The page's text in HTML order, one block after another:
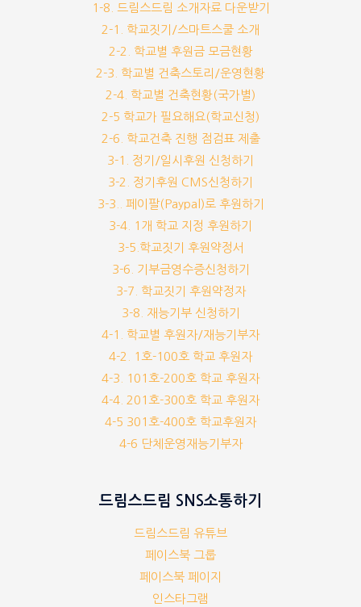
1-8. 드림스드림 소개자료 다운받기
2-1. 학교짓기/스마트스쿨 소개
2-2. 학교별 후원금 모금현황
2-3. 학교별 건축스토리/운영현황
2-4. 학교별 건축현황(국가별)
2-5 학교가 필요해요(학교신청)
2-6. 학교건축 진행 점검표 제출
3-1. 정기/일시후원 신청하기
3-2. 정기후원 CMS신청하기
3-3.. 페이팔(Paypal)로 후원하기
3-4. 1개 학교 지정 후원하기
3-5.학교짓기 후원약정서
3-6. 기부금영수증신청하기
3-7. 학교짓기 후원약정자
3-8. 재능기부 신청하기
4-1. 학교별 후원자/재능기부자
4-2. 1호-100호 학교 후원자
4-3. 101호-200호 학교 후원자
4-4. 201호-300호 학교 후원자
4-5 301호-400호 학교후원자
4-6 단체운영재능기부자
드림스드림 SNS소통하기
드림스드림 유튜브
페이스북 그룹
페이스북 페이지
인스타그램